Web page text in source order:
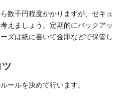
数千円程度かかりますが、セキュ
えましょう。定期的にバックアッ
ズは紙に書いて金庫などで保管し
ールを決めて行います。